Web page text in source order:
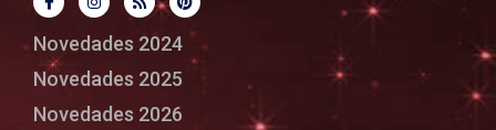
Novedades 2024
Novedades 2025
Novedades 2026